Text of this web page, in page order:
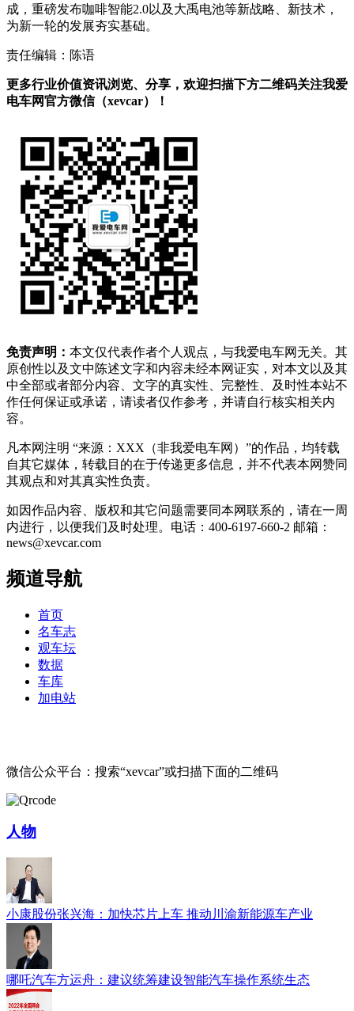
成，重磅发布咖啡智能2.0以及大禹电池等新战略、新技术，
为新一轮的发展夯实基础。
责任编辑：陈语
更多行业价值资讯浏览、分享，欢迎扫描下方二维码关注我爱
电车网官方微信（xevcar）！
免责声明： 本文仅代表作者个人观点，与我爱电车网无关。其
原创性以及文中陈述文字和内容未经本网证实，对本文以及其
中全部或者部分内容、文字的真实性、完整性、及时性本站不
作任何保证或承诺，请读者仅作参考，并请自行核实相关内
容。
凡本网注明 “来源：XXX（非我爱电车网）”的作品，均转载
自其它媒体，转载目的在于传递更多信息，并不代表本网赞同
其观点和对其真实性负责。
如因作品内容、版权和其它问题需要同本网联系的，请在一周
内进行，以便我们及时处理。电话：400-6197-660-2 邮箱：
news@xevcar.com
频道导航
首页
名车志
观车坛
数据
车库
加电站
微信公众平台：搜索“xevcar”或扫描下面的二维码
人物
小康股份张兴海：加快芯片上车 推动川渝新能源车产业
哪吒汽车方运舟：建议统筹建设智能汽车操作系统生态